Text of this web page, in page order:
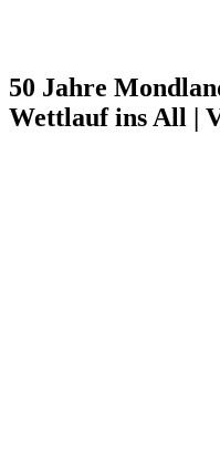
50 Jahre
Wettlauf ins All |